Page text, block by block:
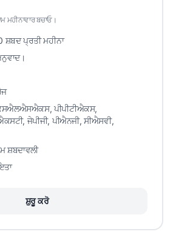
ਮਹੀਨਾਵਾਰ ਬਚਾਓ।
ਸ਼ਬਦ ਪ੍ਰਤੀ ਮਹੀਨਾ
ਪੀਪੀਟੀਐਕਸ,
ਜੇਪੀਜੀ, ਪੀਐਨਜੀ, ਸੀਐਸਵੀ,
ਸ਼ਬਦਾਵਲੀ
ਸ਼ੁਰੂ ਕਰੋ